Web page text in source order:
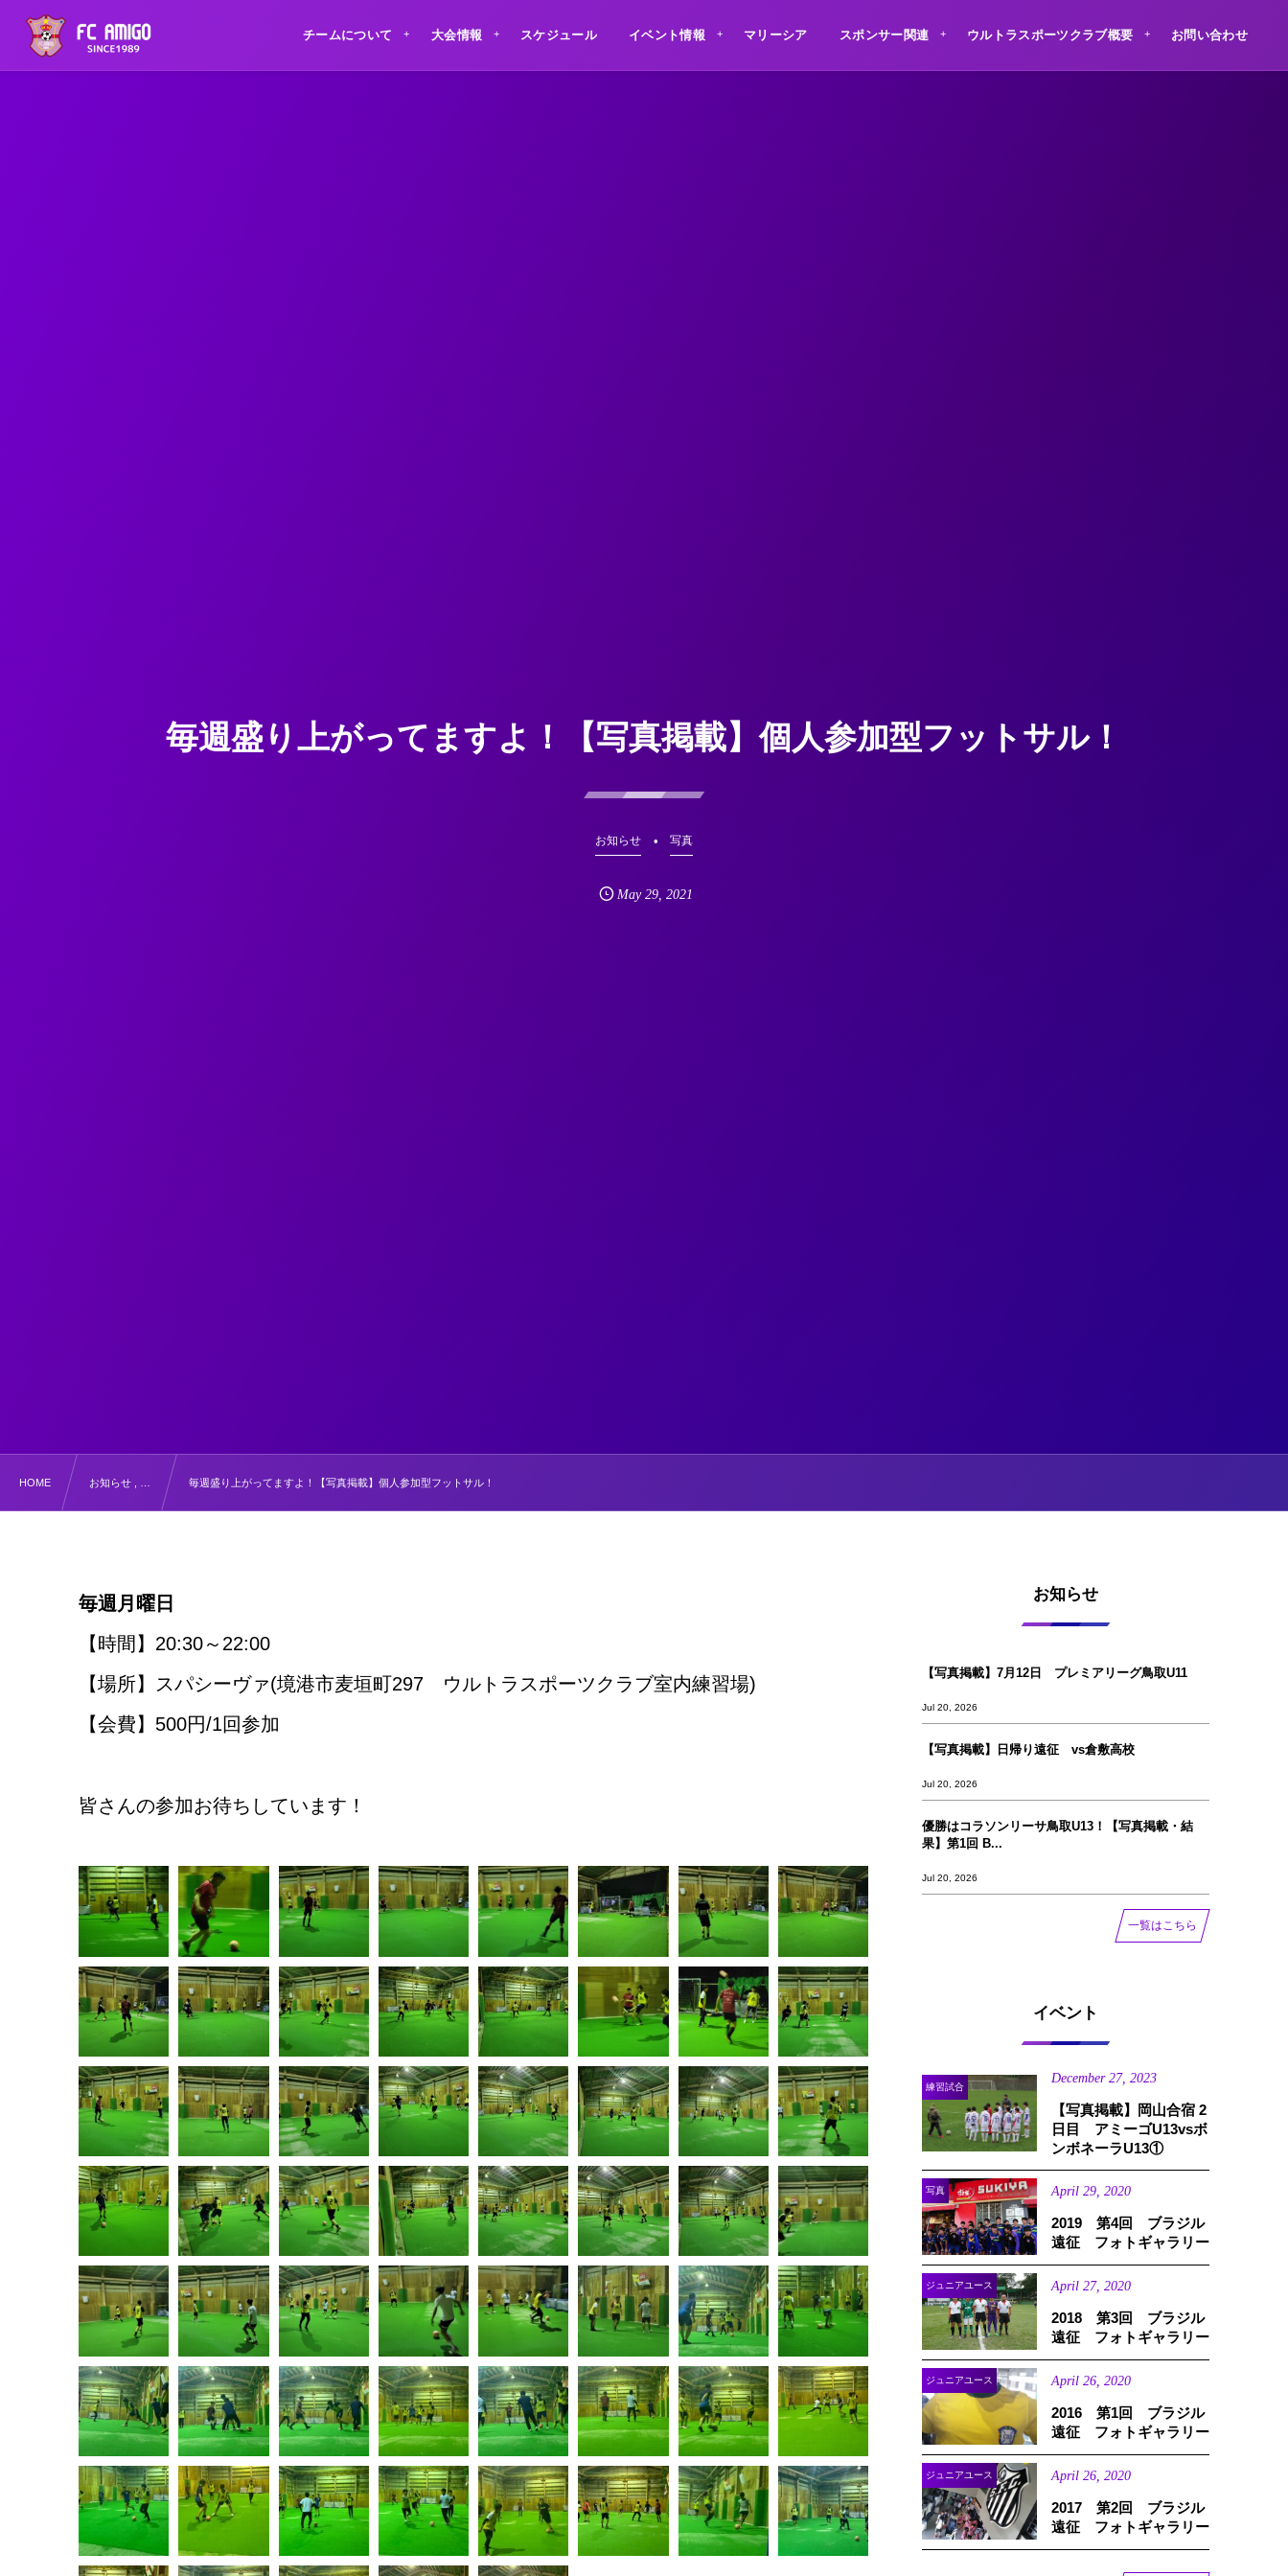
チームについて 大会情報 スケジュール イベント情報 マリーシア スポンサー関連 ウルトラスポーツクラブ概要 お問い合わせ
毎週盛り上がってますよ！【写真掲載】個人参加型フットサル！
お知らせ 写真
May 29,2021
HOME お知らせ , … 毎週盛り上がってますよ！【写真掲載】個人参加型フットサル！
毎週月曜日
【時間】20:30～22:00
【場所】スパシーヴァ(境港市麦垣町297 ウルトラスポーツクラブ室内練習場)
【会費】500円/1回参加
皆さんの参加お待ちしています！
お知らせ
【写真掲載】7月12日 プレミアリーグ鳥取U11
Jul 20, 2026
【写真掲載】日帰り遠征 vs倉敷高校
Jul 20, 2026
優勝はコラソンリーサ鳥取U13！【写真掲載‪‪‪︎︎・結
果】第1回 B...
Jul 20, 2026
一覧はこちら
イベント
練習試合
December 27, 2023
【写真掲載】岡山合宿 2
日目 アミーゴU13vsボ
ンボネーラU13①
写真 April 29 2020
2019 第4回 ブラジル
遠征 フォトギャラリー
ジュニアユース April 27, 2020
2018 第3回 ブラジル
遠征 フォトギャラリー
ジュニアユース April 26 2020
2016 第1回 ブラジル
遠征 フォトギャラリー
ジュニアユース April 26 2020
2017 第2回 ブラジル
遠征 フォトギャラリー